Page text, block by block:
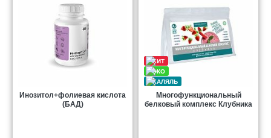
Инозитол+фолиевая кислота
(БАД)
Многофункциональный
белковый комплекс Клубника